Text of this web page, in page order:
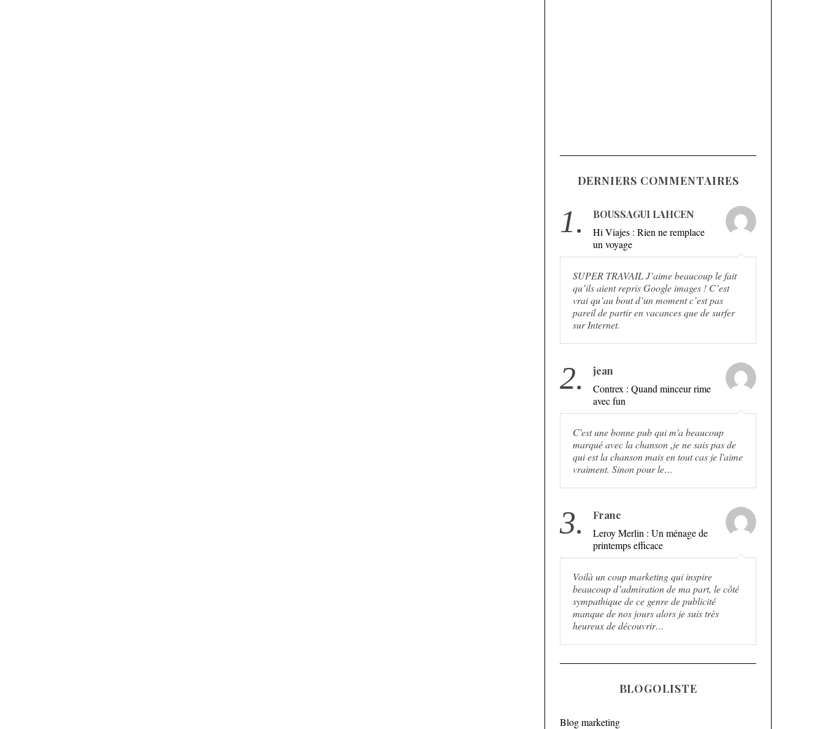
DERNIERS COMMENTAIRES
1.
BOUSSAGUI LAHCEN
Hi Viajes : Rien ne remplace
un voyage
SUPER TRAVAIL J’aime beaucoup le fait
qu’ils aient repris Google images ! C’est
vrai qu’au bout d’un moment c’est pas
pareil de partir en vacances que de surfer
sur Internet.
2.
jean
Contrex : Quand minceur rime
avec fun
C'est une bonne pub qui m'a beaucoup
marqué avec la chanson ,je ne sais pas de
qui est la chanson mais en tout cas je l'aime
vraiment. Sinon pour le…
3.
Franc
Leroy Merlin : Un ménage de
printemps efficace
Voilà un coup marketing qui inspire
beaucoup d’admiration de ma part, le côté
sympathique de ce genre de publicité
manque de nos jours alors je suis très
heureux de découvrir…
BLOGOLISTE
Blog marketing